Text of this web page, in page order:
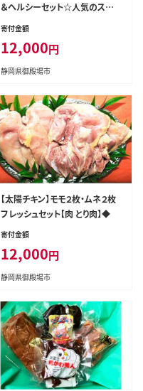
＆ヘルシーセット☆人気のスモ
ークチキンを一箱にたくさん詰
寄付金額
12,000円
静岡県御殿場市
【太陽チキン】モモ２枚・ムネ２枚
フレッシュセット【肉 とり肉】◆
寄付金額
12,000円
静岡県御殿場市